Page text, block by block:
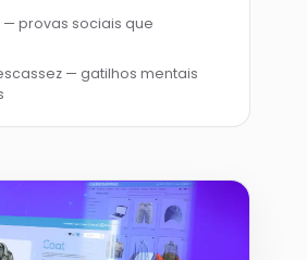
— provas sociais que
— gatilhos mentais